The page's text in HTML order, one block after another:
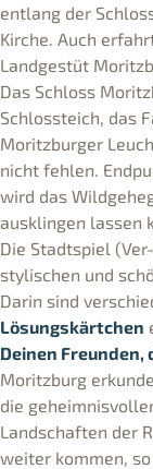
entlang der
Kirche. Auch
Landgestüt
Das Schloss
Schlossteich, das
Moritzburger
nicht fehlen.
wird das
ausklingen lassen
Die Stadtspiel
stylischen und
Darin sind
Lösungskärtchen
Deinen Freunden,
Moritzburg
die
Landschaften der
weiter kommen,